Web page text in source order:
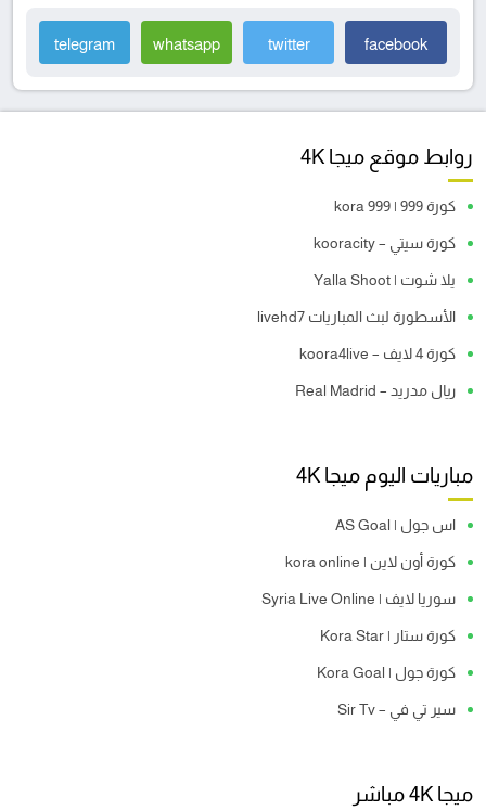
facebook
twitter
whatsapp
telegram
روابط موقع ميجا 4K
كورة 999 | kora 999
كورة سيتي – kooracity
يلا شوت | Yalla Shoot
الأسطورة لبث المباريات livehd7
كورة 4 لايف – koora4live
ريال مدريد – Real Madrid
مباريات اليوم ميجا 4K
اس جول | AS Goal
كورة أون لاين | kora online
سوريا لايف | Syria Live Online
كورة ستار | Kora Star
كورة جول | Kora Goal
سير تي في – Sir Tv
ميجا 4K مباشر